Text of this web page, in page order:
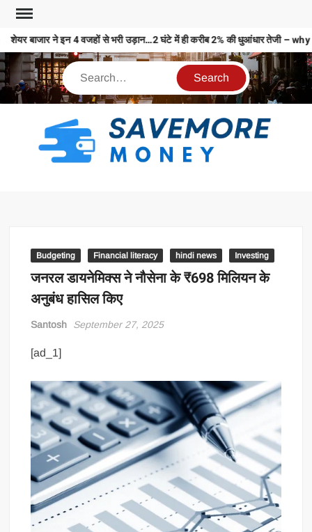
शेयर बाजार ने इन 4 वजहों से भरी उड़ान…2 घंटे में ही करीब 2% की धुआंधार
Budgeting Financial literacy hindi news Investing
जनरल डायनेमिक्स ने नौसेना के ₹698 मिलियन के
अनुबंध हासिल किए
Santosh September 27, 2025
[ad_1]